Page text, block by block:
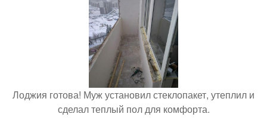
Лоджия готова! Муж установил стеклопакет, утеплил и
сделал теплый пол для комфорта.